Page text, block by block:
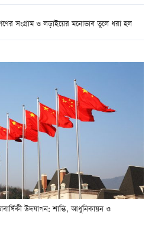
সংগ্রাম ও লড়াইয়ের মনোভাব তুলে ধরা হল
উদযাপন: শান্তি, আধুনিকায়ন ও